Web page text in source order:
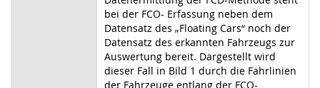
bei der FCO- Erfassung neben dem
Datensatz des „Floating Cars“ noch der
Datensatz des erkannten Fahrzeugs zur
Auswertung bereit. Dargestellt wird
dieser Fall in Bild 1 durch die Fahrlinien
der Fahrzeuge entlang der FCO-